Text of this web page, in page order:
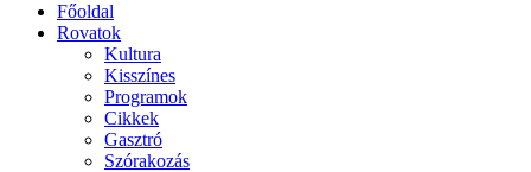
Főoldal
Rovatok
Kultura
Kisszínes
Programok
Cikkek
Gasztró
Szórakozás